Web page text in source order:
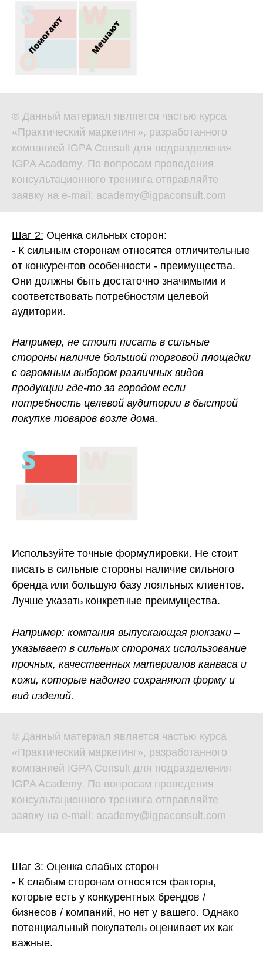
© Данный материал является частью курса
«Практический маркетинг», разработанного
компанией IGPA Consult для подразделения
IGPA Academy. По вопросам проведения
консультационного тренинга отправляйте
заявку на e-mail: academy@igpaconsult.com
Шаг 2: Оценка сильных сторон:
- К сильным сторонам относятся отличительные
от конкурентов особенности - преимущества.
Они должны быть достаточно значимыми и
соответствовать потребностям целевой
аудитории.
Например, не стоит писать в сильные
стороны наличие большой торговой площадки
с огромным выбором различных видов
продукции где-то за городом если
потребность целевой аудитории в быстрой
покупке товаров возле дома.
Используйте точные формулировки. Не стоит
писать в сильные стороны наличие сильного
бренда или большую базу лояльных клиентов.
Лучше указать конкретные преимущества.
Например: компания выпускающая рюкзаки –
указывает в сильных сторонах использование
прочных, качественных материалов канваса и
кожи, которые надолго сохраняют форму и
вид изделий.
© Данный материал является частью курса
«Практический маркетинг», разработанного
компанией IGPA Consult для подразделения
IGPA Academy. По вопросам проведения
консультационного тренинга отправляйте
заявку на e-mail: academy@igpaconsult.com
Шаг 3: Оценка слабых сторон
- К слабым сторонам относятся факторы,
которые есть у конкурентных брендов /
бизнесов / компаний, но нет у вашего. Однако
потенциальный покупатель оценивает их как
важные.